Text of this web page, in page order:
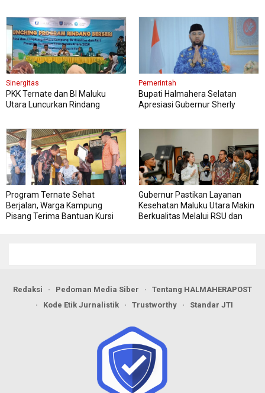
Sinergitas
PKK Ternate dan BI Maluku
Utara Luncurkan Rindang
Pemerintah
Bupati Halmahera Selatan
Apresiasi Gubernur Sherly
Program Ternate Sehat
Berjalan, Warga Kampung
Pisang Terima Bantuan Kursi
Gubernur Pastikan Layanan
Kesehatan Maluku Utara Makin
Berkualitas Melalui RSU dan
Redaksi Pedoman Media Siber
Tentang HALMAHERAPOST
Kode Etik Jurnalistik
Trustworthy Standar JTI